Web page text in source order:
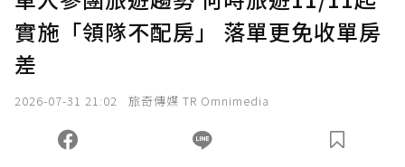
確認送出
您當前剩餘 U 利點數：0點；前往 購買點數
實施「領隊不配房」 落單更免收單房
差
2026-07-31 21:02 旅奇傳媒 TR Omnimedia